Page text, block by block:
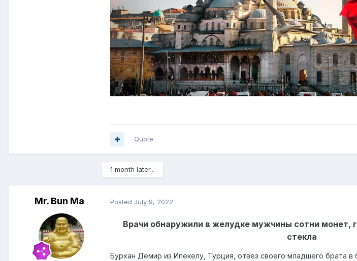
Quote
1 month later...
Mr. Bun Ma Posted July 9, 2022
Врачи обнаружили в желудке мужчины сотни монет,
стекла
Бурхан Демир из Ипекелу, Турция, отвез своего младшего брата в